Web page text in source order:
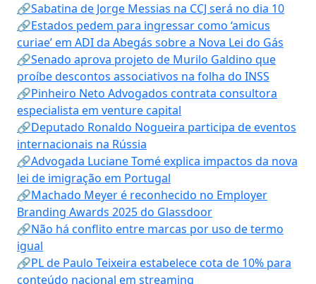
🔗Sabatina de Jorge Messias na CCJ será no dia 10
🔗Estados pedem para ingressar como ‘amicus
curiae’ em ADI da Abegás sobre a Nova Lei do Gás
🔗Senado aprova projeto de Murilo Galdino que
proíbe descontos associativos na folha do INSS
🔗Pinheiro Neto Advogados contrata consultora
especialista em venture capital
🔗Deputado Ronaldo Nogueira participa de eventos
internacionais na Rússia
🔗Advogada Luciane Tomé explica impactos da nova
lei de imigração em Portugal
🔗Machado Meyer é reconhecido no Employer
Branding Awards 2025 do Glassdoor
🔗Não há conflito entre marcas por uso de termo
igual
🔗PL de Paulo Teixeira estabelece cota de 10% para
conteúdo nacional em streaming